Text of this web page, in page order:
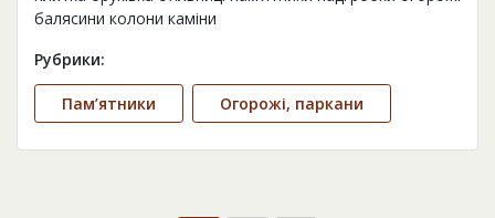
балясини колони каміни
Рубрики:
Пам’ятники Огорожі, паркани